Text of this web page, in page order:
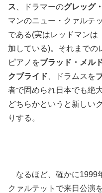
ス、ドラマーのグレッグ
マンのニュー・クァルテ
である(実はレッドマンは
加している)。それまでの
ピアノをブラッド・メル
クブライド、ドラムスを
者で固められ日本でも絶
どちらかというと新しい
りする。
なるほど、確かに1999
クァルテットで来日公演